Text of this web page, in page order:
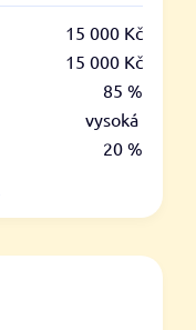
15 000 Kč
15 000 Kč
85 %
vysoká
20 %